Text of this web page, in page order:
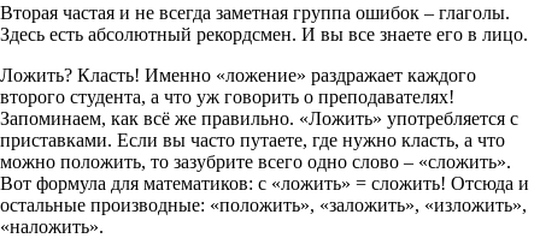
Вторая частая и не всегда заметная группа ошибок – глаголы.
Здесь есть абсолютный рекордсмен. И вы все знаете его в лицо.
Ложить? Класть! Именно «ложение» раздражает каждого
второго студента, а что уж говорить о преподавателях!
Запоминаем, как всё же правильно. «Ложить» употребляется с
приставками. Если вы часто путаете, где нужно класть, а что
можно положить, то зазубрите всего одно слово – «сложить».
Вот формула для математиков: с «ложить» = сложить! Отсюда и
остальные производные: «положить», «заложить», «изложить»,
«наложить».